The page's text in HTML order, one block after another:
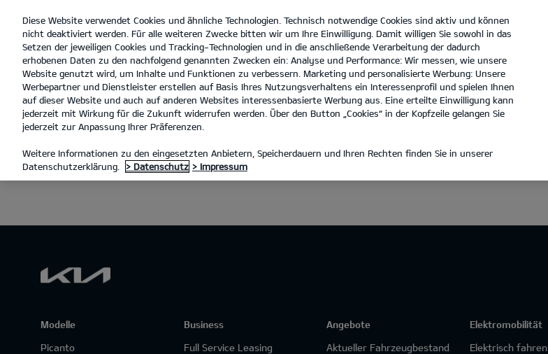
open
menu
Autovertrieb G.E.C.A. GmbH Tel. :
Modelle
Picanto
Business
Full Service Leasing
Angebote
Aktueller Fahrzeugbestand
Elektromobilität
Elektrisch fahren
Diese Website verwendet Cookies und ähnliche Technologien. Technisch notwendige Cookies sind aktiv und können
nicht deaktiviert werden. Für alle weiteren Zwecke bitten wir um Ihre Einwilligung. Damit willigen Sie sowohl in das
Setzen der jeweiligen Cookies und Tracking-Technologien und in die anschließende Verarbeitung der dadurch
erhobenen Daten zu den nachfolgend genannten Zwecken ein: Analyse und Performance: Wir messen, wie unsere
Website genutzt wird, um Inhalte und Funktionen zu verbessern. Marketing und personalisierte Werbung: Unsere
Werbepartner und Dienstleister erstellen auf Basis Ihres Nutzungsverhaltens ein Interessenprofil und spielen Ihnen
auf dieser Website und auch auf anderen Websites interessenbasierte Werbung aus. Eine erteilte Einwilligung kann
jederzeit mit Wirkung für die Zukunft widerrufen werden. Über den Button „Cookies“ in der Kopfzeile gelangen Sie
jederzeit zur Anpassung Ihrer Präferenzen.
Weitere Informationen zu den eingesetzten Anbietern, Speicherdauern und Ihren Rechten finden Sie in unserer
Datenschutzerklärung.
> Datenschutz > Impressum